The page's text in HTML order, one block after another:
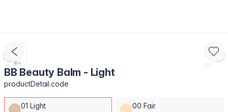
BB Beauty Balm - Light
productDetail.code
01 Light 00 Fair